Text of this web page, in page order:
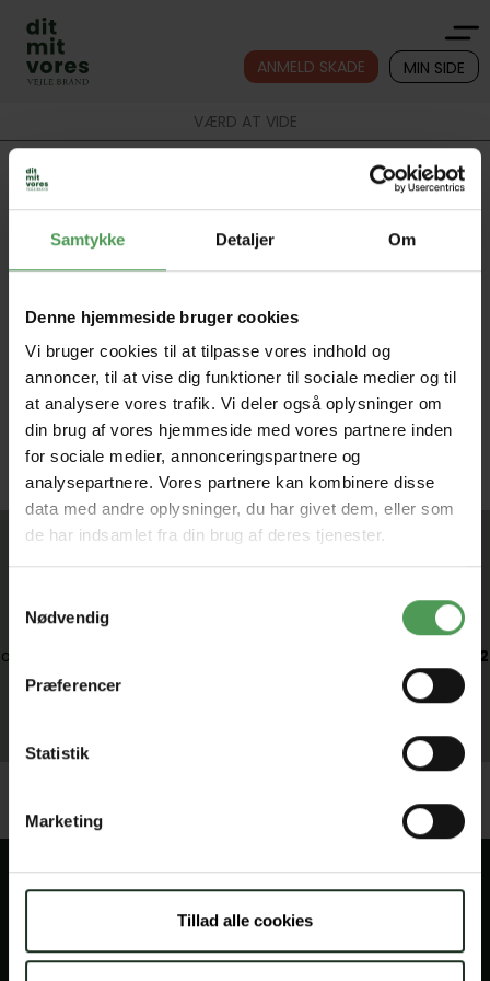
Samtykke Detaljer Om
Denne hjemmeside bruger cookies
Vi bruger cookies til at tilpasse vores indhold og
annoncer, til at vise dig funktioner til sociale medier og til
at analysere vores trafik. Vi deler også oplysninger om
din brug af vores hjemmeside med vores partnere inden
for sociale medier, annonceringspartnere og
analysepartnere. Vores partnere kan kombinere disse
data med andre oplysninger, du har givet dem, eller som
de har indsamlet fra din brug af deres tjenester.
Nødvendig
Præferencer
Statistik
Marketing
Tillad alle cookies
ANMELD SKADE MIN SIDE
VÆRD AT VIDE
Værd at vide
Vi har samlet vigtig information på denne ”Værd at
vide”-side. Her samler vi kort og relevant information,
som f.eks. privatlivspolitik, gebyrer, opsigelse,
det fulde overblik samlet et sted.
Svindel
Cookies
Privatlivspolitik
Lad os sammen sikre, at du får lige præcis de forsikringer
og dækninger der matcher dine behov – ring til os på
75 82
62 88 eller send en mail på
police@vejlebrand.dk
ejes og drives af de forsikrede. Vi er sat i verden for at skabe
skabe profit.